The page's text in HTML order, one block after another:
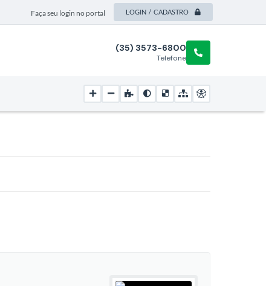
Faça seu login no portal LOGIN / CADASTRO
Telefone
(35) 3573-6800